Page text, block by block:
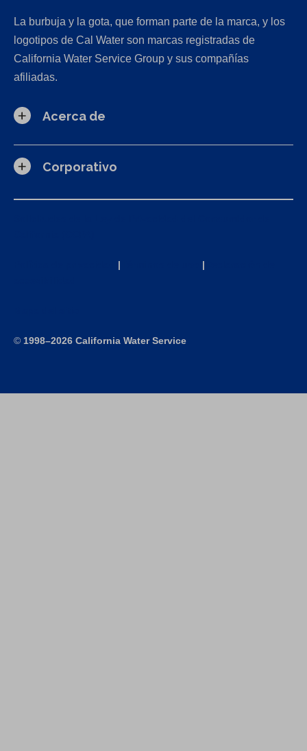
La burbuja y la gota, que forman parte de la marca, y los
logotipos de Cal Water son marcas registradas de
California Water Service Group y sus compañías
afiliadas.
Acerca de
Corporativo
| |
© 1998–2026 California Water Service